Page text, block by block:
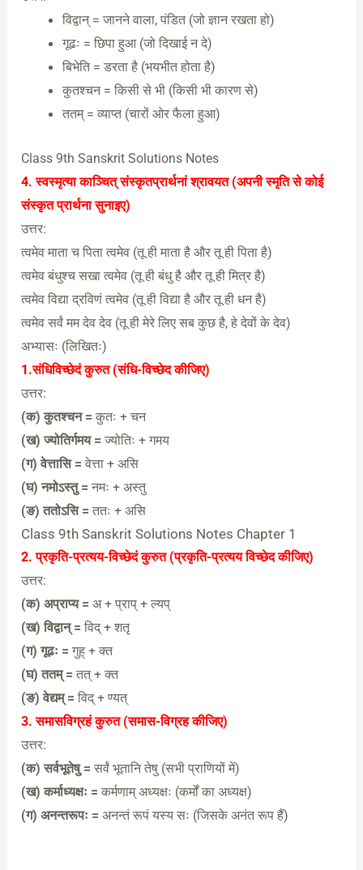
विद्वान् = जानने वाला, पंडित (जो ज्ञान रखता हो)
गूढः = छिपा हुआ (जो दिखाई न दे)
बिभेति = डरता है (भयभीत होता है)
कुतश्चन = किसी से भी (किसी भी कारण से)
ततम् = व्याप्त (चारों ओर फैला हुआ)
Class 9th Sanskrit Solutions Notes
4. स्वस्मृत्या काञ्चित् संस्कृतप्रार्थनां श्रावयत (अपनी स्मृति से कोई
संस्कृत प्रार्थना सुनाइए)
उत्तर:
त्वमेव माता च पिता त्वमेव (तू ही माता है और तू ही पिता है)
त्वमेव बंधुश्च सखा त्वमेव (तू ही बंधु है और तू ही मित्र है)
त्वमेव विद्या द्रविणं त्वमेव (तू ही विद्या है और तू ही धन है)
त्वमेव सर्वं मम देव देव (तू ही मेरे लिए सब कुछ है, हे देवों के देव)
अभ्यासः (लिखितः)
1.संधिविच्छेदं कुरुत (संधि-विच्छेद कीजिए)
उत्तर:
(क) कुतश्चन = कुतः + चन
(ख) ज्योतिर्गमय = ज्योतिः + गमय
(ग) वेत्तासि = वेत्ता + असि
(घ) नमोऽस्तु = नमः + अस्तु
(ङ) ततोऽसि = ततः + असि
Class 9th Sanskrit Solutions Notes Chapter 1
2. प्रकृति-प्रत्यय-विच्छेदं कुरुत (प्रकृति-प्रत्यय विच्छेद कीजिए)
उत्तर:
(क) अप्राप्य = अ + प्राप् + ल्यप्
(ख) विद्वान् = विद् + शतृ
(ग) गूढः = गुह् + क्त
(घ) ततम् = तत् + क्त
(ङ) वेद्यम् = विद् + ण्यत्
3. समासविग्रहं कुरुत (समास-विग्रह कीजिए)
उत्तर:
(क) सर्वभूतेषु = सर्वं भूतानि तेषु (सभी प्राणियों में)
(ख) कर्माध्यक्षः = कर्मणाम् अध्यक्षः (कर्मों का अध्यक्ष)
(ग) अनन्तरूपः = अनन्तं रूपं यस्य सः (जिसके अनंत रूप हैं)